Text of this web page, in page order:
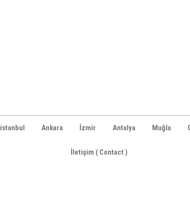
istanbul Ankara İzmir Antalya Muğla
İletişim ( Contact )